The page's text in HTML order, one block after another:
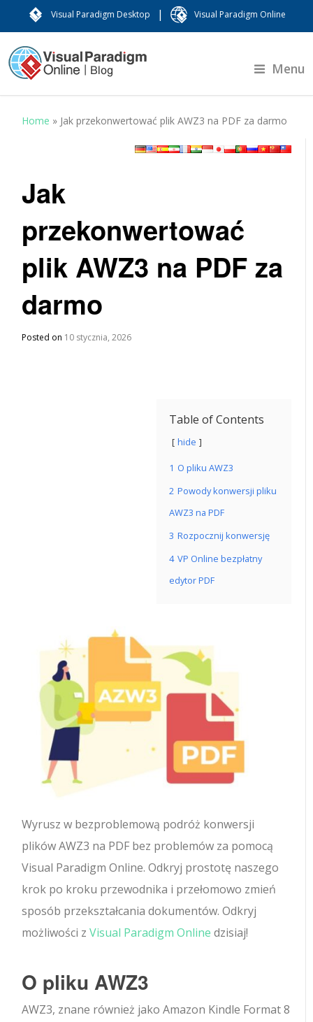
Visual Paradigm Desktop | Visual Paradigm Online
Menu
Home » Jak przekonwertować plik AWZ3 na PDF za darmo
Jak
przekonwertować
plik AWZ3 na PDF za
darmo
Posted on 10 stycznia, 2026
Table of Contents
hide
1 O pliku AWZ3
2 Powody konwersji pliku
AWZ3 na PDF
3 Rozpocznij konwersję
4 VP Online bezpłatny
edytor PDF
Wyrusz w bezproblemową podróż konwersji
plików AWZ3 na PDF bez problemów za pomocą
Visual Paradigm Online. Odkryj prostotę naszego
krok po kroku przewodnika i przełomowo zmień
sposób przekształcania dokumentów. Odkryj
możliwości zVisual Paradigm Online dzisiaj!
O pliku AWZ3
AWZ3, znane również jako Amazon Kindle Format 8